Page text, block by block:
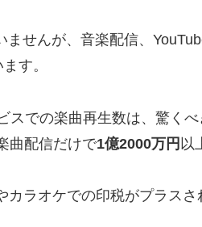
せんが、音楽配信、
す。
スでの楽曲再生数は、驚く
曲配信だけで1億2000万円 以
カラオケでの印税がプラス